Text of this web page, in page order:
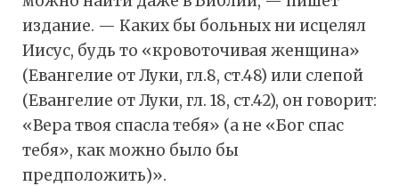
издание. — Каких бы больных ни исцелял
Иисус, будь то «кровоточивая женщина»
(Евангелие от Луки, гл.8, ст.48) или слепой
(Евангелие от Луки, гл. 18, ст.42), он говорит:
«Вера твоя спасла тебя» (а не «Бог спас
тебя», как можно было бы
предположить)».